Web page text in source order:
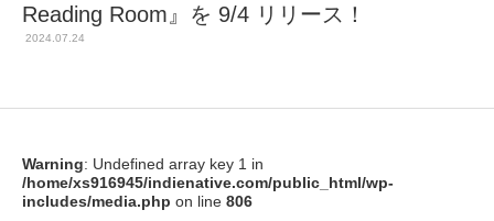
Reading Room』を 9/4 リリース！
2024.07.24
Warning: Undefined array key 1 in
/home/xs916945/indienative.com/public_html/wp-
includes/media.php on line 806